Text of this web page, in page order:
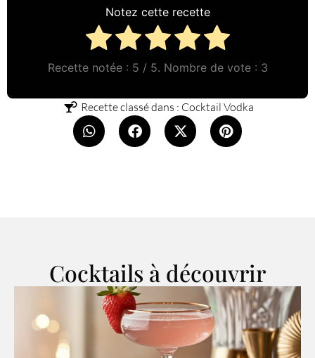
Notez cette recette
Recette notée : 5 / 5. Nombre de vote : 3
Recette classé dans : Cocktail Vodka
Cocktails à découvrir